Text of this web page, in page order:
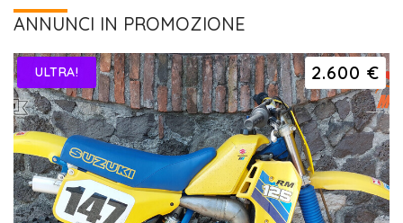
ANNUNCI IN PROMOZIONE
2.600 €
ULTRA!